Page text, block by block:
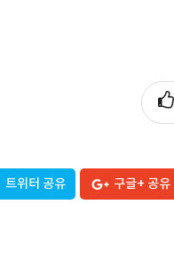
트위터 공유 구글+ 공유